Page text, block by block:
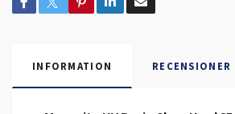
INFORMATION RECENSIONER